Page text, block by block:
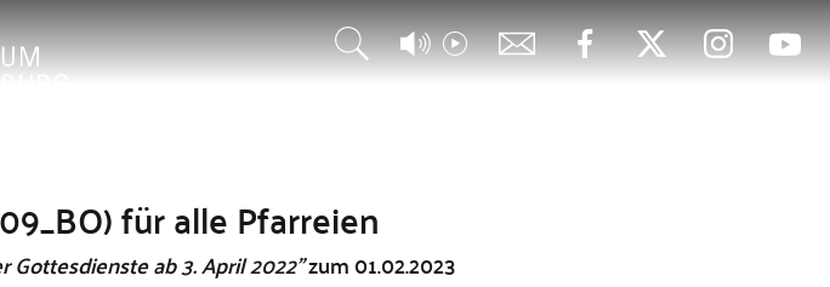
für alle Pfarreien
ab 3. April 2022"zum 01.02.2023